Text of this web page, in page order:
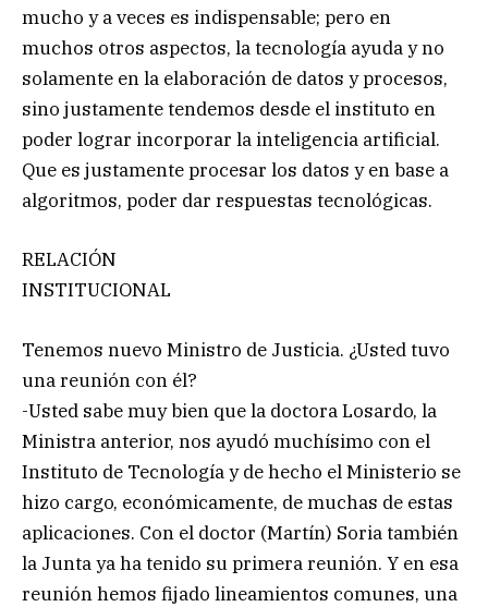
mucho y a veces es indispensable; pero en
muchos otros aspectos, la tecnología ayuda y no
solamente en la elaboración de datos y procesos,
sino justamente tendemos desde el instituto en
poder lograr incorporar la inteligencia artificial.
Que es justamente procesar los datos y en base a
algoritmos, poder dar respuestas tecnológicas.
RELACIÓN
INSTITUCIONAL
Tenemos nuevo Ministro de Justicia. ¿Usted tuvo
una reunión con él?
-Usted sabe muy bien que la doctora Losardo, la
Ministra anterior, nos ayudó muchísimo con el
Instituto de Tecnología y de hecho el Ministerio se
hizo cargo, económicamente, de muchas de estas
aplicaciones. Con el doctor (Martín) Soria también
la Junta ya ha tenido su primera reunión. Y en esa
reunión hemos fijado lineamientos comunes, una